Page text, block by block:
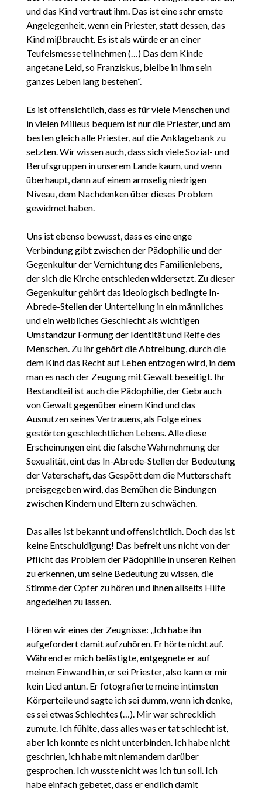
und das Kind vertraut ihm. Das ist eine sehr ernste
Angelegenheit, wenn ein Priester, statt dessen, das
Kind miβbraucht. Es ist als würde er an einer
Teufelsmesse teilnehmen (…) Das dem Kinde
angetane Leid, so Franziskus, bleibe in ihm sein
ganzes Leben lang bestehen“.
Es ist offensichtlich, dass es für viele Menschen und
in vielen Milieus bequem ist nur die Priester, und am
besten gleich alle Priester, auf die Anklagebank zu
setzten. Wir wissen auch, dass sich viele Sozial- und
Berufsgruppen in unserem Lande kaum, und wenn
überhaupt, dann auf einem armselig niedrigen
Niveau, dem Nachdenken über dieses Problem
gewidmet haben.
Uns ist ebenso bewusst, dass es eine enge
Verbindung gibt zwischen der Pädophilie und der
Gegenkultur der Vernichtung des Familienlebens,
der sich die Kirche entschieden widersetzt. Zu dieser
Gegenkultur gehört das ideologisch bedingte In-
Abrede-Stellen der Unterteilung in ein männliches
und ein weibliches Geschlecht als wichtigen
Umstandzur Formung der Identität und Reife des
Menschen. Zu ihr gehört die Abtreibung, durch die
dem Kind das Recht auf Leben entzogen wird, in dem
man es nach der Zeugung mit Gewalt beseitigt. Ihr
Bestandteil ist auch die Pädophilie, der Gebrauch
von Gewalt gegenüber einem Kind und das
Ausnutzen seines Vertrauens, als Folge eines
gestörten geschlechtlichen Lebens. Alle diese
Erscheinungen eint die falsche Wahrnehmung der
Sexualität, eint das In-Abrede-Stellen der Bedeutung
der Vaterschaft, das Gespött dem die Mutterschaft
preisgegeben wird, das Bemühen die Bindungen
zwischen Kindern und Eltern zu schwächen.
Das alles ist bekannt und offensichtlich. Doch das ist
keine Entschuldigung! Das befreit uns nicht von der
Pflicht das Problem der Pädophilie in unseren Reihen
zu erkennen, um seine Bedeutung zu wissen, die
Stimme der Opfer zu hören und ihnen allseits Hilfe
angedeihen zu lassen.
Hören wir eines der Zeugnisse: „Ich habe ihn
aufgefordert damit aufzuhören. Er hörte nicht auf.
Während er mich belästigte, entgegnete er auf
meinen Einwand hin, er sei Priester, also kann er mir
kein Lied antun. Er fotografierte meine intimsten
Körperteile und sagte ich sei dumm, wenn ich denke,
es sei etwas Schlechtes (…). Mir war schrecklich
zumute. Ich fühlte, dass alles was er tat schlecht ist,
aber ich konnte es nicht unterbinden. Ich habe nicht
geschrien, ich habe mit niemandem darüber
gesprochen. Ich wusste nicht was ich tun soll. Ich
habe einfach gebetet, dass er endlich damit